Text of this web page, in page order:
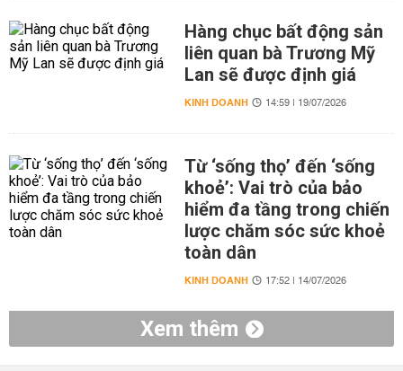
Hàng chục bất động sản
liên quan bà Trương Mỹ
Lan sẽ được định giá
KINH DOANH 14:59 | 19/07/2026
Từ ‘sống thọ’ đến ‘sống
khoẻ’: Vai trò của bảo
hiểm đa tầng trong chiến
lược chăm sóc sức khoẻ
toàn dân
KINH DOANH 17:52 | 14/07/2026
Xem thêm